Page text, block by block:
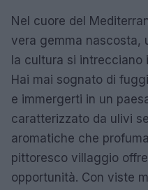
Nel cuore del
vera gemma nascosta,
la cultura si intrecciano
Hai mai sognato di
e immergerti in un
caratterizzato da ulivi
aromatiche che
pittoresco villaggio
opportunità. Con viste